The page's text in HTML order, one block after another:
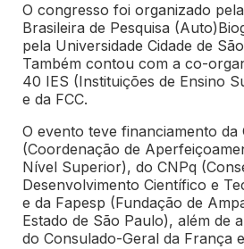
O congresso foi organizado
Brasileira de Pesquisa
pela Universidade Cidade de
Também contou com a co-
40 IES (Instituições de Ensino
e da FCC.
O evento teve financiamento da
(Coordenação de
Nível Superior), do CNPq
Desenvolvimento Científico e
e da Fapesp (Fundação de
Estado de São Paulo), além de
do Consulado-Geral da França